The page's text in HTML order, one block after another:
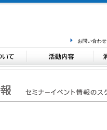
お問い合わせ